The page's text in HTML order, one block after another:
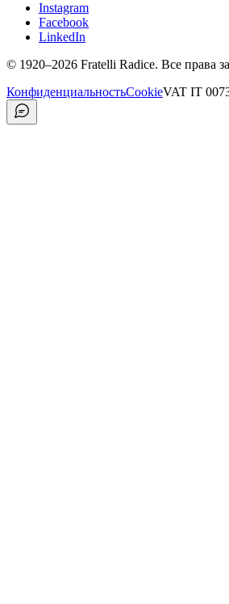
Instagram
Facebook
LinkedIn
© 1920–2026 Fratelli Radice. Все права
КонфиденциальностьCookieVAT IT